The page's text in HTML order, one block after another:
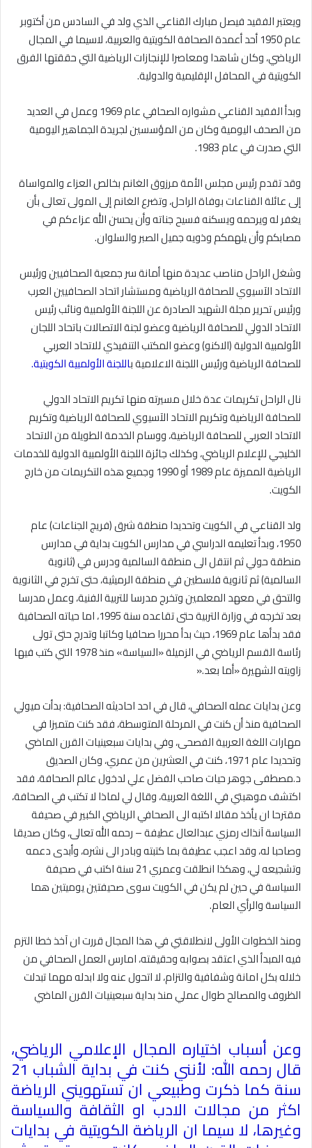
ويعتبر الفقيد فيصل مبارك القناعي الذي ولد في السادس من أكتوبر
عام 1950 أحد أعمدة الصحافة الكويتية والعربية، لاسيما في المجال
الرياضي، وكان شاهدا ومعاصرا للإنجازات الرياضية التي حققتها الفرق
الكويتية في المحافل الإقليمية والدولية.
وبدأ الفقيد القناعي مشواره الصحافي عام 1969 وعمل في العديد
من الصحف اليومية وكان من المؤسسين لجريدة الجماهير اليومية
التي صدرت في عام 1983
.
وقد تقدم رئيس مجلس الأمة مرزوق الغانم بخالص العزاء والمواساة
إلى عائلة القناعات بوفاة الراحل، وتضرع الغانم إلى المولى تعالى بأن
يغفر له ويرحمه ويسكنه فسيح جناته وأن يحسن الله عزاءكم في
مصابكم وأن يلهمكم وذويه جميل الصبر والسلوان.
وشغل الراحل مناصب عديدة منها أمانة سر جمعية الصحافيين ورئيس
الاتحاد الآسيوي للصحافة الرياضية ومستشار اتحاد الصحافيين العرب
ورئيس تحرير مجلة الشهيد الصادرة عن اللجنة الأولمبية ونائب رئيس
الاتحاد الدولي للصحافة الرياضية وعضو لجنة الاتصالات باتحاد اللجان
الأولمبية الدولية (الاكنو) وعضو المكتب التنفيذي للاتحاد العربي
للصحافة الرياضية ورئيس اللجنة الاعلامية ب‍اللجنة الأولمبية الكويتية.
نال الراحل تكريمات عدة خلال مسيرته منها تكريم الاتحاد الدولي
للصحافة الرياضية وتكريم الاتحاد الآسيوي للصحافة الرياضية وتكريم
الاتحاد العربي للصحافة الرياضية، ووسام الخدمة الطويلة من الاتحاد
الخليجي للإعلام الرياضي، وكذلك جائزة اللجنة الأولمبية الدولية للخدمات
الرياضية المميزة عام 1989 أو 1990 وجميع هذه التكريمات من خارج
الكويت.
ولد القناعي في الكويت وتحديدا منطقة شرق (فريج الجناعات) عام
1950، وبدأ تعليمه الدراسي في مدارس الكويت بداية في مدارس
منطقة حولي ثم انتقل الى منطقة السالمية ودرس في (ثانوية
السالمية) ثم ثانوية فلسطين في منطقة الرميثية، حتى تخرج في الثانوية
والتحق في معهد المعلمين وتخرج مدرسا للتربية الفنية، وعمل مدرسا
بعد تخرجه في وزارة التربية حتى تقاعده سنة 1995، اما حياته الصحافية
فقد بدأها عام 1969، حيث بدأ محررا صحافيا وكاتبا وتدرج حتى تولى
رئاسة القسم الرياضي في الزميلة «السياسة» منذ 1978 التي كتب فيها
زاويته الشهيرة «أما بعد».
وعن بدايات عمله الصحافي، قال في احد احاديثه الصحافية: بدأت ميولي
الصحافية منذ أن كنت في المرحلة المتوسطة، فقد كنت متميزا في
مهارات اللغة العربية الفصحى، وفي بدايات سبعينيات القرن الماضي
وتحديدا عام 1971، كنت في العشرين من عمري، وكان الصديق
د.مصطفى جوهر حيات صاحب الفضل علي لدخول عالم الصحافة، فقد
اكتشف موهبتي في اللغة العربية، وقال لي لماذا لا تكتب في الصحافة،
مقترحا ان يأخذ مقالا اكتبه الى الصحافي الرياضي الكبير في صحيفة
السياسة آنذاك رمزي عبدالعال عطيفة – رحمه الله تعالى، وكان صديقا
وصاحبا له، وقد اعجب عطيفة بما كتبته وبادر الى نشره، وأبدى دعمه
وتشجيعه لي، وهكذا انطلقت وعمري 21 سنة اكتب في صحيفة
السياسة في حين لم يكن في الكويت سوى صحيفتين يوميتين هما
السياسة والرأي العام.
ومنذ الخطوات الأولى لانطلاقتي في هذا المجال قررت ان آخذ خطا التزم
فيه المبدأ الذي اعتقد بصوابه وحقيقته، امارس العمل الصحافي من
خلاله بكل امانة وشفافية والتزام، لا اتحول عنه ولا ابدله مهما تبدلت
الظروف والمصالح طوال عملي منذ بداية سبعينيات القرن الماضي
وعن أسباب اختياره المجال الإعلامي الرياضي،
قال رحمه الله: لأنني كنت في بداية الشباب 21
سنة كما ذكرت وطبيعي ان تستهويني الرياضة
اكثر من مجالات الادب او الثقافة والسياسة
وغيرها، لا سيما ان الرياضة الكويتية في بدايات